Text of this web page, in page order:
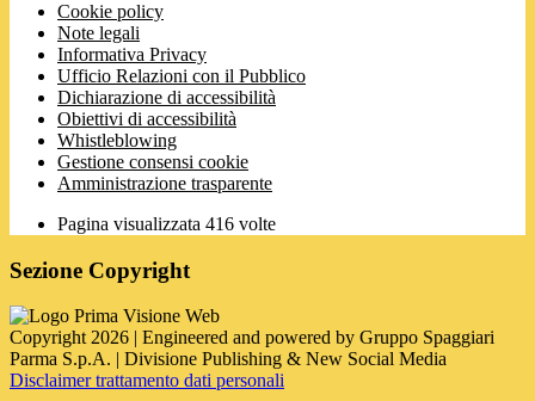
Cookie policy
Note legali
Informativa Privacy
Ufficio Relazioni con il Pubblico
Dichiarazione di accessibilità
Obiettivi di accessibilità
Whistleblowing
Gestione consensi cookie
Amministrazione trasparente
Pagina visualizzata 416 volte
Sezione Copyright
Copyright 2026 | Engineered and powered by Gruppo Spaggiari
Parma S.p.A. | Divisione Publishing & New Social Media
Disclaimer trattamento dati personali